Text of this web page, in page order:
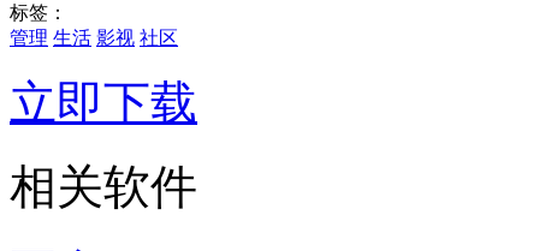
标签：
管理 生活 影视 社区
立即下载
相关软件